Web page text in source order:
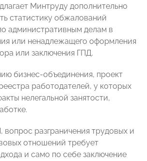
Минтруду дополнительно
статистику обжалований
административным делам в
или ненадлежащего оформления
или заключения ГПД.
бизнес-объединения, проект
работодателей, у которых
нелегальной занятости,
разграничения трудовых и
отношений требует
и само по себе заключение